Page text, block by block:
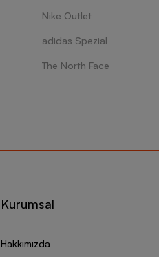
Nike Outlet
adidas Spezial
The North Face
Kurumsal
Hakkımızda